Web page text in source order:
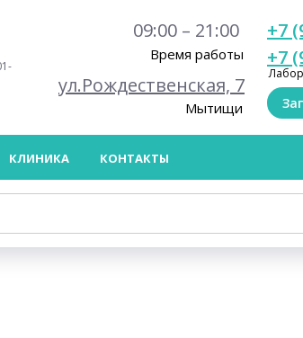
Время работы
Мытищи
ул.Рождественская, 7
09:00 – 21:00
+7
+7
КЛИНИКА КОНТАКТЫ